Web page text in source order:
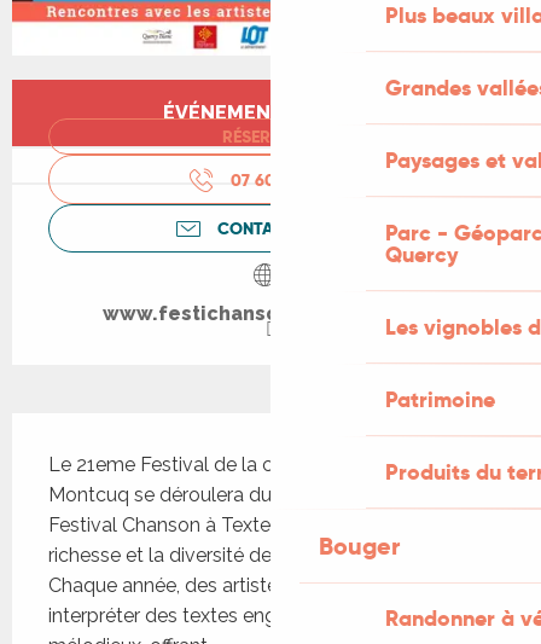
Plus beaux
Grandes
Paysages et
Parc -
Quercy
Les vignobles
Patrimoine
Produits du
Bouger
Randonner à
Ouverture et coordonnées
ÉVÉNEMENT TERMINÉ
RÉSERVER
07 60 09 21
CONTACTEZ-NOUS
www.festichanson-montcuq.com
Le 21eme Festival de la chanson à texte de
Montcuq se déroulera du 22 au 25 juillet 2026. Le
Festival Chanson à Texte de Montcuq célèbre la
richesse et la diversité de la chanson d’auteur.
Chaque année, des artistes talentueux viennent
interpréter des textes engagés, poétiques et